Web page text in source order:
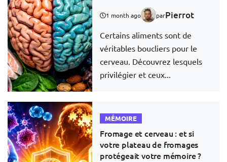
1 month ago parPierrot
Certains aliments sont de
véritables boucliers pour le
cerveau. Découvrez lesquels
privilégier et ceux...
MÉMOIRE
Fromage et cerveau : et si
votre plateau de fromages
protégeait votre mémoire ?